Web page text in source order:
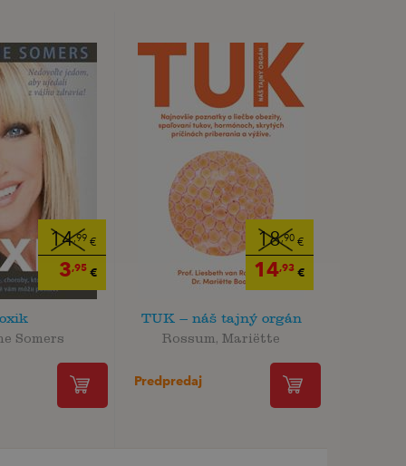
14,99 €
3,95€
Somers
18,90€
14,93€
TUK – náš tajný orgán
Rossum, Mariëtte
Predpredaj